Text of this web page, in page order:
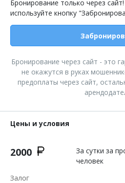
Бронирование только через
используйте кнопку
Бронирование через сайт - это
не окажутся в руках
предоплаты через сайт,
Цены и условия
2000
За сутки за
человек
Залог